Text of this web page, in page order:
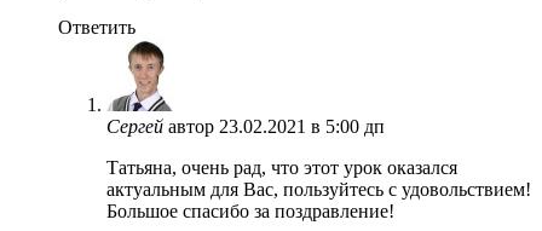
Ответить
Сергей автор 23.02.2021 в 5:00 дп
Татьяна, очень рад, что этот урок оказался
актуальным для Вас, пользуйтесь с удовольствием!
Большое спасибо за поздравление!